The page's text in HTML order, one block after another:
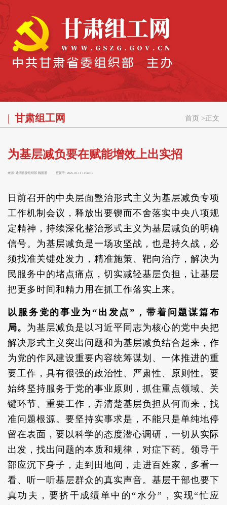
甘肃组工网 首页 > 正文
为基层减负要在赋能增效上出实招
来源: 通渭县委组织部 魏国通 更新于: 2025-03-11 11:32:10
日前召开的中央层面整治形式主义为基层减负专项
工作机制会议，释放出要锲而不舍落实中央八项规
定精神，持续深化整治形式主义为基层减负的明确
信号。为基层减负是一场攻坚战，也是持久战，必
须找准关键处发力，精准施策、靶向治疗，解决为
民服务中的堵点痛点，切实减轻基层负担，让基层
把更多时间和精力用在抓工作落实上来。
以服务党的事业为“出发点”，带着问题谋篇布
局。 为基层减负是以习近平同志为核心的党中央把
解决形式主义突出问题和为基层减负结合起来，作
为党的作风建设重要内容统筹谋划、一体推进的重
要工作，具有很强的政治性、严肃性、原则性。要
始终坚持服务于党的事业原则，抓住重点领域、关
键环节、重要工作，弄清楚基层负担从何而来，找
准问题根源。要坚持实事求是，不能只是单纯地停
留在表面，要以科学的态度潜心调研，一切从实际
出发，找出问题的本质和规律，对症下药。领导干
部应沉下身子，走到田地间，走进百姓家，多看一
看、听一听基层群众的真实声音。基层干部也要下
真功夫，要挤干成绩单中的“水分”，实现“忙应